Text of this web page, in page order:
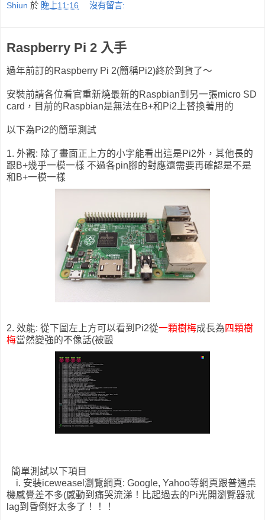
Shiun 於 晚上11:16 沒有留言:
Raspberry Pi 2 入手
過年前訂的Raspberry Pi 2(簡稱Pi2)終於到貨了～
安裝前請各位看官重新燒最新的Raspbian到另一張micro SD
card，目前的Raspbian是無法在B+和Pi2上替換著用的
以下為Pi2的簡單測試
1. 外觀: 除了畫面正上方的小字能看出這是Pi2外，其他長的
跟B+幾乎一模一樣 不過各pin腳的對應還需要再確認是不是
和B+一模一樣
2. 效能: 從下圖左上方可以看到Pi2從一顆樹梅成長為四顆樹
梅當然變強的不像話(被毆
簡單測試以下項目
i. 安裝iceweasel瀏覽網頁: Google, Yahoo等網頁跟普通桌
機感覺差不多(感動到痛哭流涕！比起過去的Pi光開瀏覽器就
lag到昏倒好太多了！！！